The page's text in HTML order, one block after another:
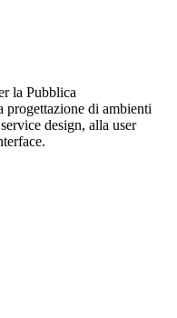
la Pubblica
progettazione di ambienti
design, alla user